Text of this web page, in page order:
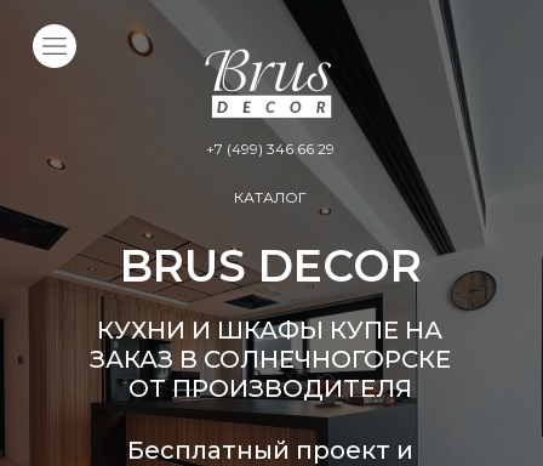
BRUS DECOR
КУХНИ И ШКАФЫ КУПЕ НА
ЗАКАЗ В СОЛНЕЧНОГОРСКЕ
ОТ ПРОИЗВОДИТЕЛЯ
Бесплатный проект и
+7 (499) 346 66 29
КАТАЛОГ